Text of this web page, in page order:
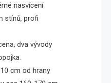
nasvícení
stínů, profi
dva vývody
cm od hrany